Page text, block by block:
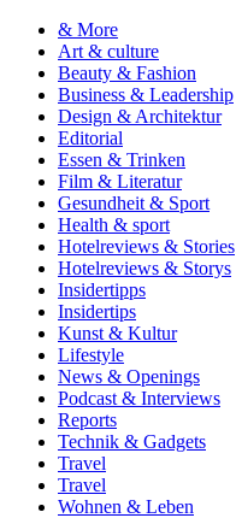
& More
Art & culture
Beauty & Fashion
Business & Leadership
Design & Architektur
Editorial
Essen & Trinken
Film & Literatur
Gesundheit & Sport
Health & sport
Hotelreviews & Stories
Hotelreviews & Storys
Insidertipps
Insidertips
Kunst & Kultur
Lifestyle
News & Openings
Podcast & Interviews
Reports
Technik & Gadgets
Travel
Travel
Wohnen & Leben